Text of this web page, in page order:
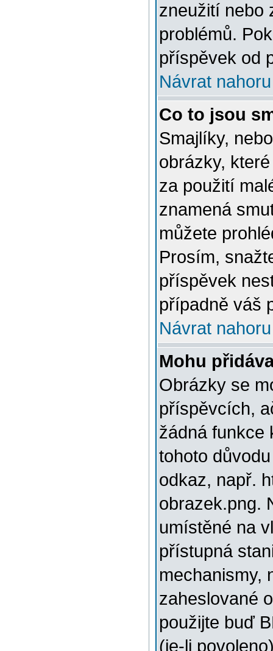
zneužití nebo
problémů.
příspěvek od
Návrat nahoru
Co to jsou
Smajlíky,
obrázky,
za použití
znamená
můžete
Prosím,
příspěvek
případně váš
Návrat nahoru
Mohu
Obrázky se
příspěvcích,
žádná funkce
tohoto
odkaz, např.
obrazek.png.
umístěné na
přístupná
mechanismy,
zaheslované
použijte buď
(je-li